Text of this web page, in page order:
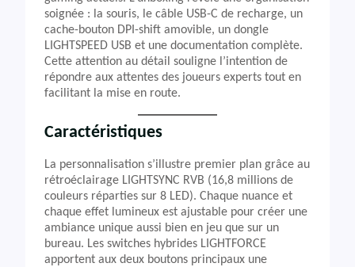
soignée : la souris, le câble USB-C de recharge, un
cache-bouton DPI-shift amovible, un dongle
LIGHTSPEED USB et une documentation complète.
Cette attention au détail souligne l’intention de
répondre aux attentes des joueurs experts tout en
facilitant la mise en route.
Caractéristiques
La personnalisation s’illustre premier plan grâce au
rétroéclairage LIGHTSYNC RVB (16,8 millions de
couleurs réparties sur 8 LED). Chaque nuance et
chaque effet lumineux est ajustable pour créer une
ambiance unique aussi bien en jeu que sur un
bureau. Les switches hybrides LIGHTFORCE
apportent aux deux boutons principaux une